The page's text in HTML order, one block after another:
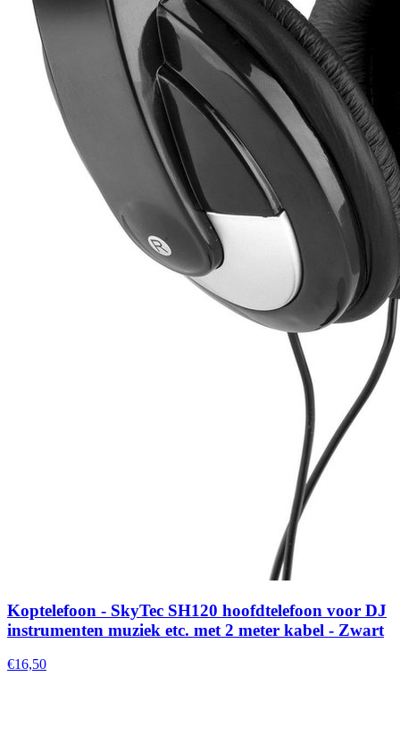
Koptelefoon - SkyTec SH120 hoofdtelefoon voor DJ
instrumenten muziek etc. met 2 meter kabel - Zwart
€16,50